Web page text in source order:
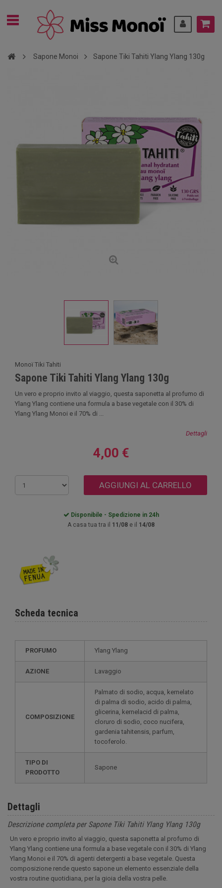
Sapone Monoi Sapone Tiki Tahiti Ylang Ylang 130g
Monoï Tiki Tahiti
Sapone Tiki Tahiti Ylang Ylang 130g
Un vero e proprio invito al viaggio, questa saponetta al profumo di
Ylang Ylang contiene una formula a base vegetale con il 30% di
Ylang Ylang Monoi e il 70% di ...
Dettagli
4,00 €
AGGIUNGI AL CARRELLO
Disponibile - Spedizione in 24h
A casa tua tra il 11/08 e il 14/08
Scheda tecnica
PROFUMO Ylang Ylang
AZIONE Lavaggio
COMPOSIZIONE
Palmato di sodio, acqua, kernelato
di palma di sodio, acido di palma,
glicerina, kernelacid di palma,
cloruro di sodio, coco nucifera,
gardenia tahitensis, parfum,
tocoferolo.
TIPO DI
PRODOTTO
Sapone
Dettagli
Descrizione completa per Sapone Tiki Tahiti Ylang Ylang 130g
Un vero e proprio invito al viaggio, questa saponetta al profumo di
Ylang Ylang contiene una formula a base vegetale con il 30% di Ylang
Ylang Monoi e il 70% di agenti detergenti a base vegetale. Questa
composizione rende questo sapone un elemento essenziale della
vostra routine quotidiana, per la gioia della vostra pelle.